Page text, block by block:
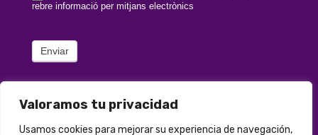
Valoramos tu privacidad
Usamos cookies para mejorar su experiencia de navegación,
rebre informació per mitjans electrònics
Enviar